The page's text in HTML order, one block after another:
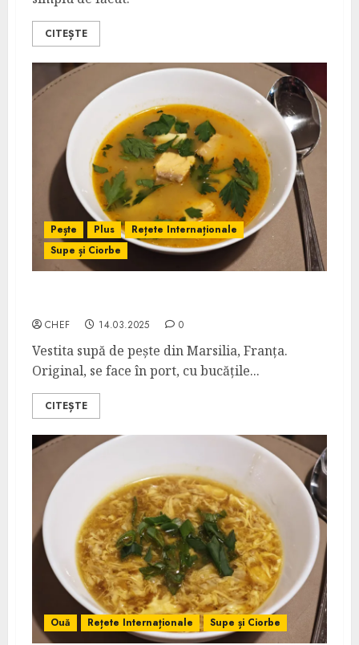
CITEȘTE
Pește Plus
Rețete Internaționale
Supe și Ciorbe
CHEF 14.03.2025 0
Vestita supă de pește din Marsilia, Franța.
Original, se face în port, cu bucățile...
CITEȘTE
Ouă Rețete Internaționale Supe și Ciorbe